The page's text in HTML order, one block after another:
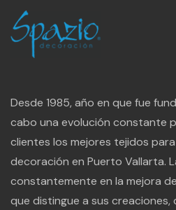
Desde 1985, año en que fue
cabo una evolución constante
clientes los mejores tejidos
decoración en Puerto Vallarta.
constantemente en la mejora
que distingue a sus